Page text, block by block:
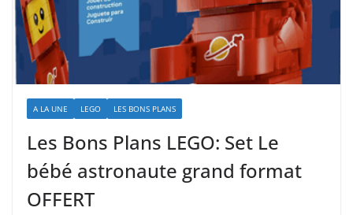
A LA UNE LEGO LES BONS PLANS
Les Bons Plans LEGO: Set Le
bébé astronaute grand format
OFFERT